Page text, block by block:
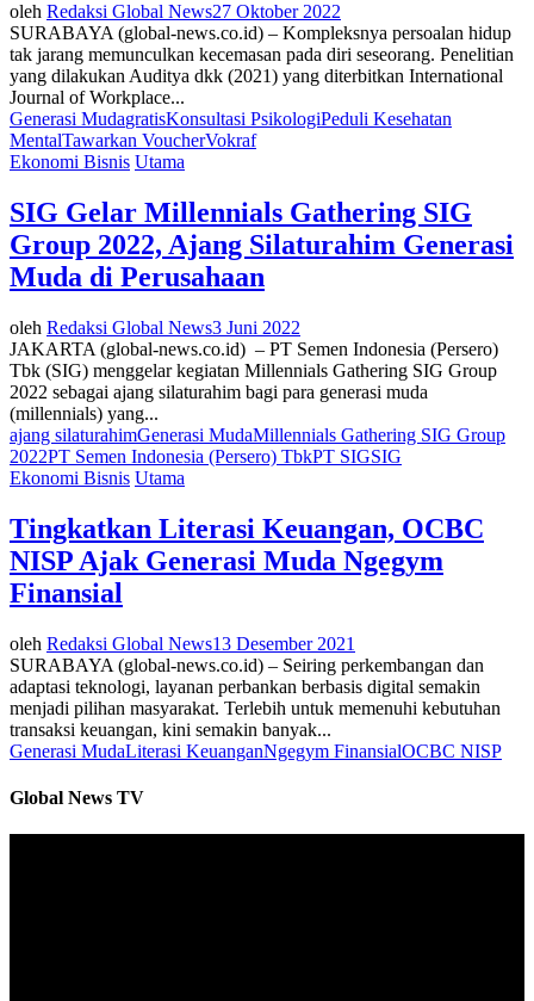
oleh Redaksi Global News27 Oktober 2022
SURABAYA (global-news.co.id) – Kompleksnya persoalan hidup
tak jarang memunculkan kecemasan pada diri seseorang. Penelitian
yang dilakukan Auditya dkk (2021) yang diterbitkan International
Journal of Workplace...
Generasi MudagratisKonsultasi PsikologiPeduli Kesehatan
MentalTawarkan VoucherVokraf
Ekonomi Bisnis Utama
SIG Gelar Millennials Gathering SIG
Group 2022, Ajang Silaturahim Generasi
Muda di Perusahaan
oleh Redaksi Global News3 Juni 2022
JAKARTA (global-news.co.id) – PT Semen Indonesia (Persero)
Tbk (SIG) menggelar kegiatan Millennials Gathering SIG Group
2022 sebagai ajang silaturahim bagi para generasi muda
(millennials) yang...
ajang silaturahimGenerasi MudaMillennials Gathering SIG Group
2022PT Semen Indonesia (Persero) TbkPT SIGSIG
Ekonomi Bisnis Utama
Tingkatkan Literasi Keuangan, OCBC
NISP Ajak Generasi Muda Ngegym
Finansial
oleh Redaksi Global News13 Desember 2021
SURABAYA (global-news.co.id) – Seiring perkembangan dan
adaptasi teknologi, layanan perbankan berbasis digital semakin
menjadi pilihan masyarakat. Terlebih untuk memenuhi kebutuhan
transaksi keuangan, kini semakin banyak...
Generasi MudaLiterasi KeuanganNgegym FinansialOCBC NISP
Global News TV